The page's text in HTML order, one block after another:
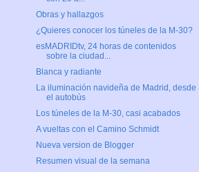
Obras y hallazgos
¿Quieres conocer los túneles de la M-30?
esMADRIDtv, 24 horas de contenidos
sobre la ciudad...
Blanca y radiante
La iluminación navideña de Madrid, desde
el autobús
Los túneles de la M-30, casi acabados
A vueltas con el Camino Schmidt
Nueva version de Blogger
Resumen visual de la semana